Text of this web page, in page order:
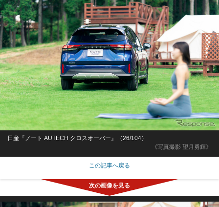
《写真撮影 望月勇輝》
日産『ノート AUTECH クロスオーバー』（26/104）
この記事へ戻る